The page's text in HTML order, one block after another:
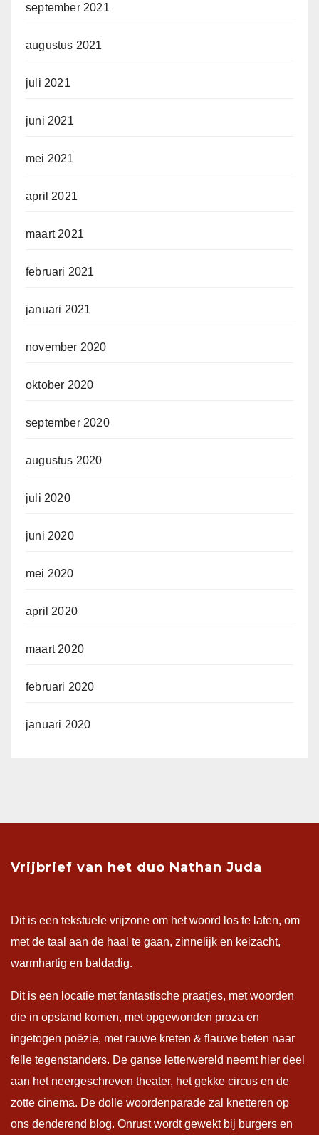
september 2021
augustus 2021
juli 2021
juni 2021
mei 2021
april 2021
maart 2021
februari 2021
januari 2021
november 2020
oktober 2020
september 2020
augustus 2020
juli 2020
juni 2020
mei 2020
april 2020
maart 2020
februari 2020
januari 2020
Vrijbrief van het duo Nathan Juda
Dit is een tekstuele vrijzone om het woord los te laten, om
met de taal aan de haal te gaan, zinnelijk en keizacht,
warmhartig en baldadig.
Dit is een locatie met fantastische praatjes, met woorden
die in opstand komen, met opgewonden proza en
ingetogen poëzie, met rauwe kreten & flauwe beten naar
felle tegenstanders. De ganse letterwereld neemt hier deel
aan het neergeschreven theater, het gekke circus en de
zotte cinema. De dolle woordenparade zal knetteren op
ons denderend blog. Onrust wordt gewekt bij burgers en